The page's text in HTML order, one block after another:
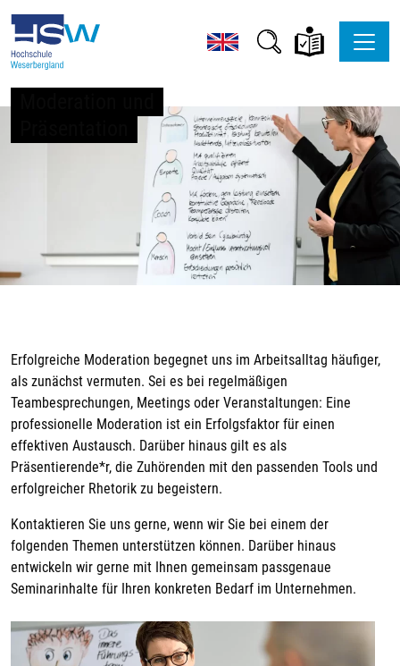
Erfolgreiche Moderation begegnet uns im Arbeitsalltag häufiger,
als zunächst vermuten. Sei es bei regelmäßigen
Teambesprechungen, Meetings oder Veranstaltungen: Eine
professionelle Moderation ist ein Erfolgsfaktor für einen
effektiven Austausch. Darüber hinaus gilt es als
Präsentierende*r, die Zuhörenden mit den passenden Tools und
erfolgreicher Rhetorik zu begeistern.
Kontaktieren Sie uns gerne, wenn wir Sie bei einem der
folgenden Themen unterstützen können. Darüber hinaus
entwickeln wir gerne mit Ihnen gemeinsam passgenaue
Seminarinhalte für Ihren konkreten Bedarf im Unternehmen.